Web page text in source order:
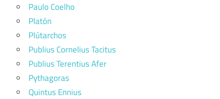
Paulo Coelho
Platón
Plútarchos
Publius Cornelius Tacitus
Publius Terentius Afer
Pythagoras
Quintus Ennius